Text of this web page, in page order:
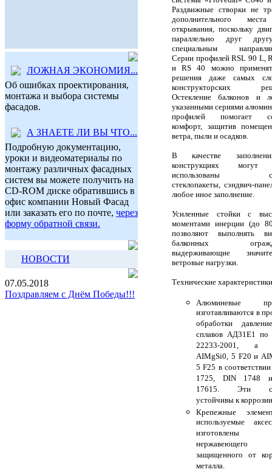
ЛОЖНАЯ ЭКОНОМИЯ...
Об ошибках проектирования,
монтажа и выбора системы
фасадов.
А ЗНАЕТЕ ЛИ ВЫ ЧТО...
Подробную документацию,
уроки и видеоматериалы по
монтажу различных фасадных
систем вы можете получить на
CD-ROM диске обратившись в
офис компании Новый Фасад
или заказать его по почте, через
форму обратной связи.
НОВОСТИ
07.05.2018
Поздравляем с Днём Победы!!!
Раздвижные створки не
дополнительного
открывания, поскольку
параллельно друг
специальным
Серии профилей RSL 90 L,
и RS 40 можно
решения даже самых
конструкторских
Остекление балконов и
указанными сериями
профилей помогает
комфорт, защитив
ветра, пыли и осадков.
В качестве
конструкциях могут
использованы
стеклопакеты, сэндвич-
любое иное заполнение.
Усиленные стойки с
моментами инерции (до
позволяют выполнять
балконных
выдерживающие
ветровые нагрузки.
Технические
Алюминевые
изготавливаются в
обработки
сплавов АД31Е1
22233-2001, а
AIMgSi0, 5 F20 и
5 F25 в
1725, DIN 1748
17615. Эти
устойчивы к
Крепежные
используемые
защищенного от
металла.